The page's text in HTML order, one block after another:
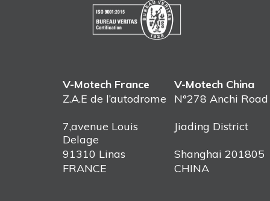
V-Motech France
V-Motech China
Z.A.E de l’autodrome
N°278 Anchi Road
7,avenue Louis
Delage
Jiading District
91310 Linas
Shanghai 201805
FRANCE
CHINA